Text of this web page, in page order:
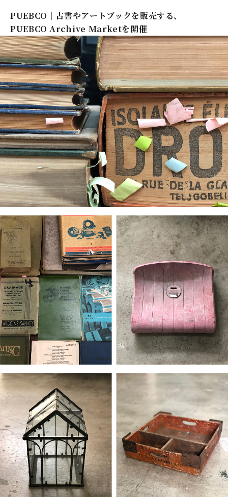
PUEBCO｜古書やアートブックを販売する、
PUEBCO Archive Marketを開催